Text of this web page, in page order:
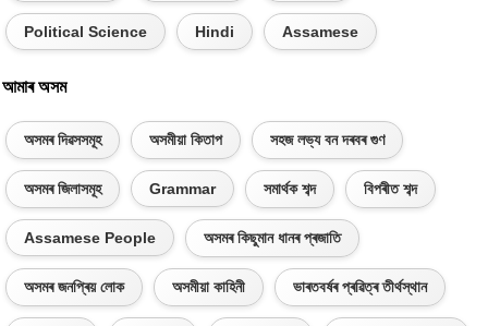
Political Science Hindi Assamese
আমাৰ অসম
অসমৰ দিৱসসমূহ অসমীয়া কিতাপ সহজ লভ্য বন দৰবৰ গুণ
অসমৰ জিলাসমূহ Grammar সমাৰ্থক শব্দ বিপৰীত শব্দ
Assamese People অসমৰ কিছুমান ধানৰ প্ৰজাতি
অসমৰ জনপ্ৰিয় লোক অসমীয়া কাহিনী ভাৰতবৰ্ষৰ প্ৰৱিত্ৰ তীৰ্থস্থান